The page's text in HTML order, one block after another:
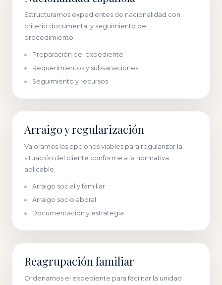
Estructuramos expedientes de nacionalidad con
criterio documental y seguimiento del
procedimiento.
Preparación del expediente
Requerimientos y subsanaciones
Seguimiento y recursos
Arraigo y regularización
Valoramos las opciones viables para regularizar la
situación del cliente conforme a la normativa
aplicable.
Arraigo social y familiar
Arraigo sociolaboral
Documentación y estrategia
Reagrupación familiar
Ordenamos el expediente para facilitar la unidad